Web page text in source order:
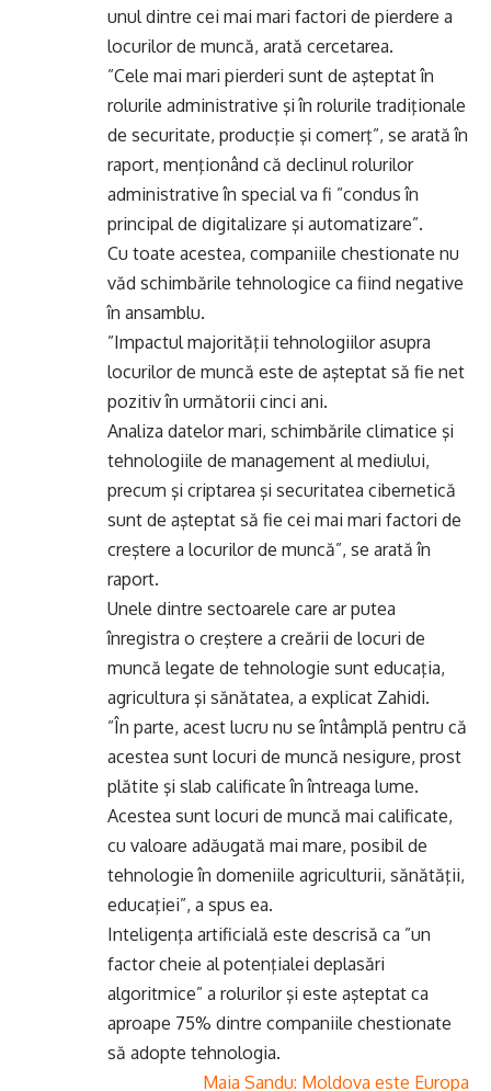
unul dintre cei mai mari factori de pierdere a
locurilor de muncă, arată cercetarea.
”Cele mai mari pierderi sunt de aşteptat în
rolurile administrative şi în rolurile tradiţionale
de securitate, producţie şi comerţ”, se arată în
raport, menţionând că declinul rolurilor
administrative în special va fi ”condus în
principal de digitalizare şi automatizare”.
Cu toate acestea, companiile chestionate nu
văd schimbările tehnologice ca fiind negative
în ansamblu.
”Impactul majorităţii tehnologiilor asupra
locurilor de muncă este de aşteptat să fie net
pozitiv în următorii cinci ani.
Analiza datelor mari, schimbările climatice şi
tehnologiile de management al mediului,
precum şi criptarea şi securitatea cibernetică
sunt de aşteptat să fie cei mai mari factori de
creştere a locurilor de muncă”, se arată în
raport.
Unele dintre sectoarele care ar putea
înregistra o creştere a creării de locuri de
muncă legate de tehnologie sunt educaţia,
agricultura şi sănătatea, a explicat Zahidi.
”În parte, acest lucru nu se întâmplă pentru că
acestea sunt locuri de muncă nesigure, prost
plătite şi slab calificate în întreaga lume.
Acestea sunt locuri de muncă mai calificate,
cu valoare adăugată mai mare, posibil de
tehnologie în domeniile agriculturii, sănătăţii,
educaţiei”, a spus ea.
Inteligenţa artificială este descrisă ca ”un
factor cheie al potenţialei deplasări
algoritmice” a rolurilor şi este aşteptat ca
aproape 75% dintre companiile chestionate
să adopte tehnologia.
Maia Sandu: Moldova este Europa